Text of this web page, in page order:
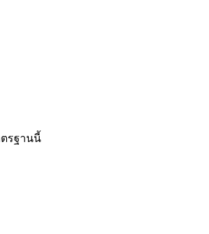
ตรฐานนี้